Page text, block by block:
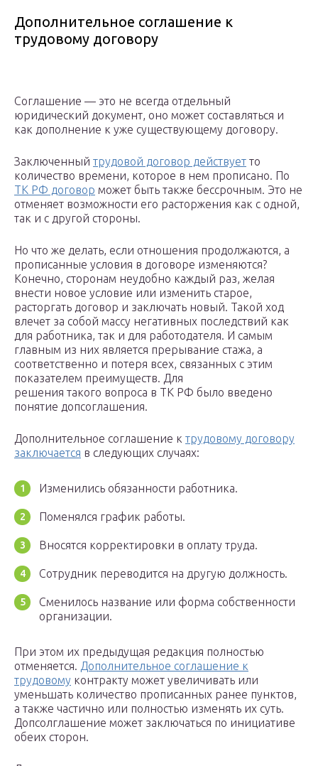
Дополнительное соглашение к
трудовому договору
Соглашение — это не всегда отдельный
юридический документ, оно может составляться и
как дополнение к уже существующему договору.
Заключенный трудовой договор действует то
количество времени, которое в нем прописано. По
ТК РФ договор может быть также бессрочным. Это не
отменяет возможности его расторжения как с одной,
так и с другой стороны.
Но что же делать, если отношения продолжаются, а
прописанные условия в договоре изменяются?
Конечно, сторонам неудобно каждый раз, желая
внести новое условие или изменить старое,
расторгать договор и заключать новый. Такой ход
влечет за собой массу негативных последствий как
для работника, так и для работодателя. И самым
главным из них является прерывание стажа, а
соответственно и потеря всех, связанных с этим
показателем преимуществ. Для
решения такого вопроса в ТК РФ было введено
понятие допсоглашения.
Дополнительное соглашение к трудовому договору
заключается в следующих случаях:
Изменились обязанности работника.
Поменялся график работы.
Вносятся корректировки в оплату труда.
Сотрудник переводится на другую должность.
Сменилось название или форма собственности
организации.
При этом их предыдущая редакция полностью
отменяется. Дополнительное соглашение к
трудовому контракту может увеличивать или
уменьшать количество прописанных ранее пунктов,
а также частично или полностью изменять их суть.
Допсолглашение может заключаться по инициативе
обеих сторон.